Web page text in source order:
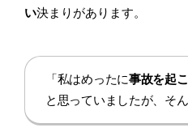
い決まりがあります。
「私はめったに事故を起
と思っていましたが、そ